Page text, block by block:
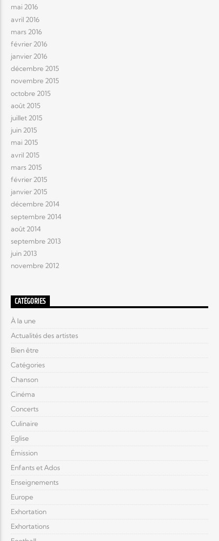
mai 2016
avril 2016
mars 2016
février 2016
janvier 2016
décembre 2015
novembre 2015
octobre 2015
août 2015
juillet 2015
juin 2015
mai 2015
avril 2015
mars 2015
février 2015
janvier 2015
décembre 2014
septembre 2014
août 2014
septembre 2013
juin 2013
novembre 2012
CATÉGORIES
À la une
Actualités des artistes
Bien être
Catégories
Chanson
Cinéma
Concerts
Culinaire
Eglise
Émission
Enfants et Ados
Enseignements
Europe
Exhortation
Exhortations